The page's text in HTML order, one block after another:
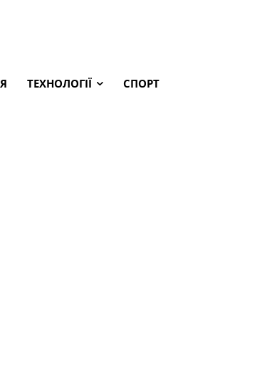
ТЕХНОЛОГІЇ СПОРТ